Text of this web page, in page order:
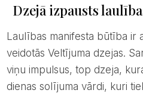
Dzejā izpausts
Laulības manifesta būtība ir atvasināta no manis
veidotās Veltījuma dzejas.
viņu impulsus, top dzeja,
dienas solījuma vārdi, kuri